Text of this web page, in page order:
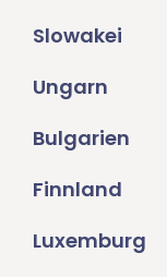
Slowakei
Ungarn
Bulgarien
Finnland
Luxemburg